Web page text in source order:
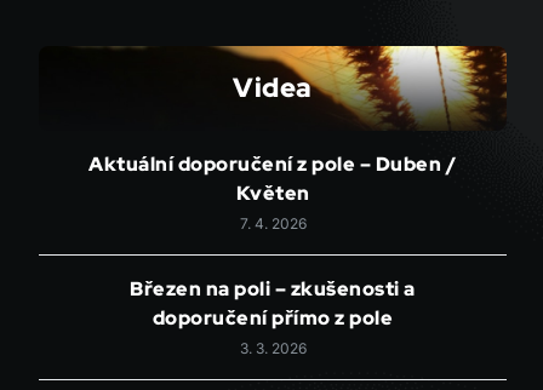
Videa
Aktuální doporučení z pole – Duben /
Květen
7. 4. 2026
Březen na poli – zkušenosti a
doporučení přímo z pole
3. 3. 2026